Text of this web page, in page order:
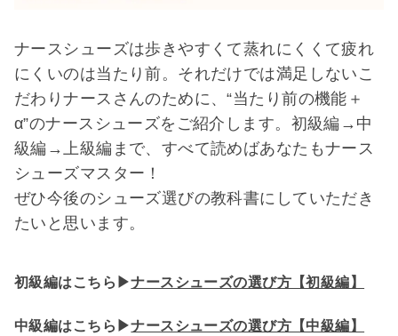
ナースシューズは歩きやすくて蒸れにくくて疲れ
にくいのは当たり前。それだけでは満足しないこ
だわりナースさんのために、“当たり前の機能＋
α”のナースシューズをご紹介します。初級編→中
級編→上級編まで、すべて読めばあなたもナース
シューズマスター！
ぜひ今後のシューズ選びの教科書にしていただき
たいと思います。
初級編はこちら▶ナースシューズの選び方【初級編】
中級編はこちら▶ナースシューズの選び方【中級編】